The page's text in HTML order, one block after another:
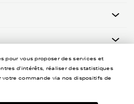
pour vous proposer des services et
d'intérêts, réaliser des statistiques
commande via nos dispositifs de